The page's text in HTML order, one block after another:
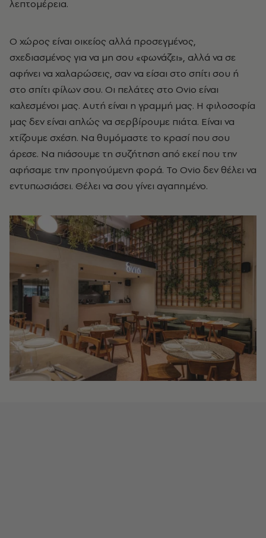
λεπτομέρεια.
Ο χώρος είναι οικείος αλλά προσεγμένος,
σχεδιασμένος για να μη σου «φωνάζει», αλλά να σε
αφήνει να χαλαρώσεις, σαν να είσαι στο σπίτι σου ή
στο σπίτι φίλων σου. Οι πελάτες στο Ovio είναι
καλεσμένοι μας. Αυτή είναι η γραμμή μας. Η φιλοσοφία
μας δεν είναι απλώς να σερβίρουμε πιάτα. Είναι να
χτίζουμε σχέση. Να θυμόμαστε το κρασί που σου
άρεσε. Να πιάσουμε τη συζήτηση από εκεί που την
αφήσαμε την προηγούμενη φορά. Το Ovio δεν θέλει να
εντυπωσιάσει. Θέλει να σου γίνει αγαπημένο.